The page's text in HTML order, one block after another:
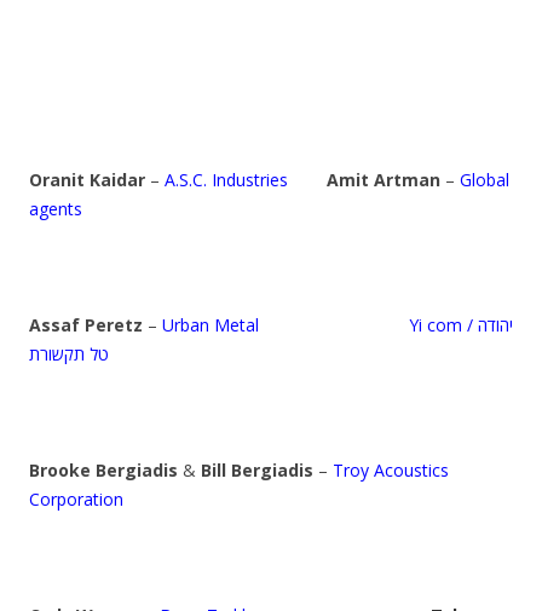
Oranit Kaidar – A.S.C. Industries Amit Artman – Global
agents
Assaf Peretz – Urban Metal
Yi com / יהודה
טל תקשורת
Brooke Bergiadis & Bill Bergiadis – Troy Acoustics
Corporation